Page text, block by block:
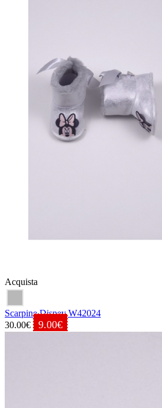
Acquista
Scarpine Disney W42024
30.00€
9.00€